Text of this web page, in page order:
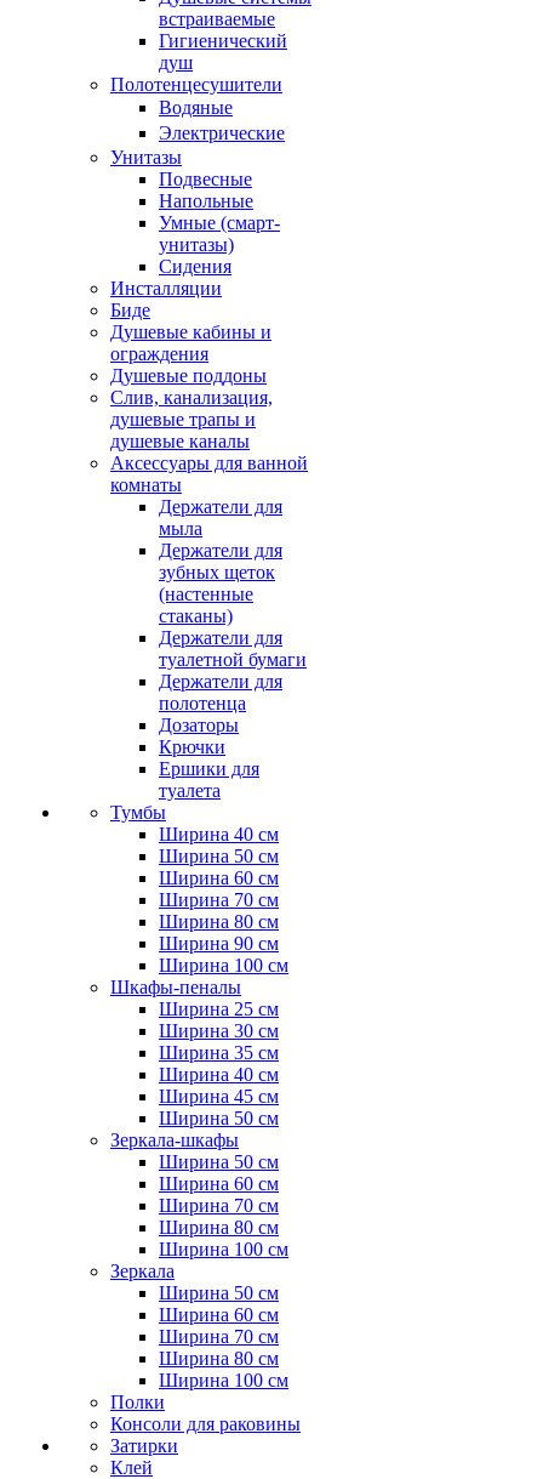
встраиваемые
Гигиенический
душ
Полотенцесушители
ㅤВодяные
ㅤЭлектрические
Унитазы
Подвесные
Напольные
Умные (смарт-
унитазы)
Сидения
Инсталляции
Биде
Душевые кабины и
ограждения
Душевые поддоны
Слив, канализация,
душевые трапы и
душевые каналы
Аксессуары для ванной
комнаты
Держатели для
мыла
Держатели для
зубных щеток
(настенные
стаканы)
Держатели для
туалетной бумаги
Держатели для
полотенца
Дозаторы
Крючки
Ершики для
туалета
Тумбы
Ширина 40 см
Ширина 50 см
Ширина 60 см
Ширина 70 см
Ширина 80 см
Ширина 90 см
Ширина 100 см
Шкафы-пеналы
Ширина 25 см
Ширина 30 см
Ширина 35 см
Ширина 40 см
Ширина 45 см
Ширина 50 см
Зеркала-шкафы
Ширина 50 см
Ширина 60 см
Ширина 70 см
Ширина 80 см
Ширина 100 см
Зеркала
Ширина 50 см
Ширина 60 см
Ширина 70 см
Ширина 80 см
Ширина 100 см
Полки
Консоли для раковины
Затирки
Клей